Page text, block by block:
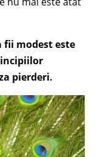
fii modest este
pierderi.